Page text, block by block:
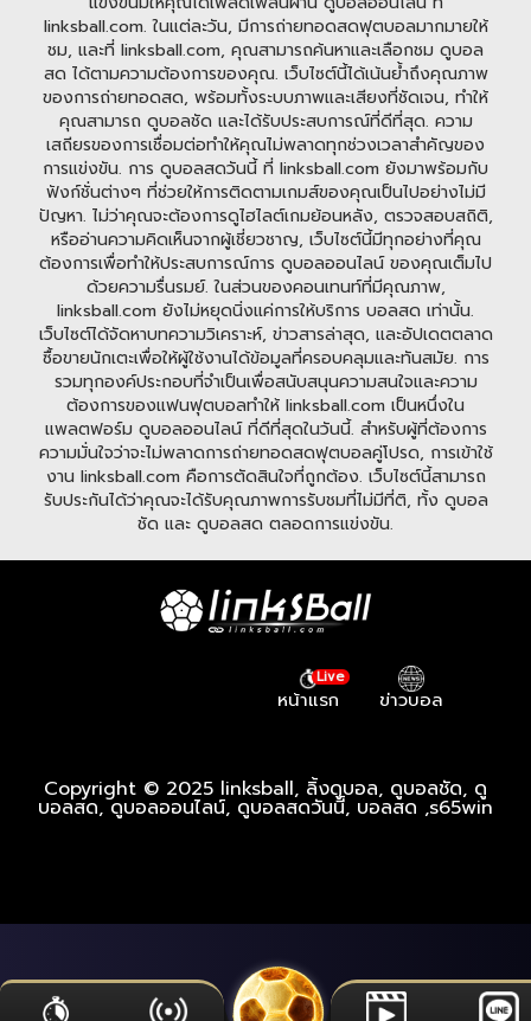
linksball.com. ในแต่ละวัน, มีการถ่ายทอดสดฟุตบอลมากมายให้
ชม, และที่ linksball.com, คุณสามารถค้นหาและเลือกชม ดูบอล
สด ได้ตามความต้องการของคุณ. เว็บไซต์นี้ได้เน้นย้ำถึงคุณภาพ
ของการถ่ายทอดสด, พร้อมทั้งระบบภาพและเสียงที่ชัดเจน, ทำให้
คุณสามารถ ดูบอลชัด และได้รับประสบการณ์ที่ดีที่สุด. ความ
เสถียรของการเชื่อมต่อทำให้คุณไม่พลาดทุกช่วงเวลาสำคัญของ
การแข่งขัน. การ ดูบอลสดวันนี้ ที่ linksball.com ยังมาพร้อมกับ
ฟังก์ชั่นต่างๆ ที่ช่วยให้การติดตามเกมส์ของคุณเป็นไปอย่างไม่มี
ปัญหา. ไม่ว่าคุณจะต้องการดูไฮไลต์เกมย้อนหลัง, ตรวจสอบสถิติ,
หรืออ่านความคิดเห็นจากผู้เชี่ยวชาญ, เว็บไซต์นี้มีทุกอย่างที่คุณ
ต้องการเพื่อทำให้ประสบการณ์การ ดูบอลออนไลน์ ของคุณเต็มไป
ด้วยความรื่นรมย์. ในส่วนของคอนเทนท์ที่มีคุณภาพ,
linksball.com ยังไม่หยุดนิ่งแค่การให้บริการ บอลสด เท่านั้น.
เว็บไซต์ได้จัดหาบทความวิเคราะห์, ข่าวสารล่าสุด, และอัปเดตตลาด
ซื้อขายนักเตะเพื่อให้ผู้ใช้งานได้ข้อมูลที่ครอบคลุมและทันสมัย. การ
รวมทุกองค์ประกอบที่จำเป็นเพื่อสนับสนุนความสนใจและความ
ต้องการของแฟนฟุตบอลทำให้ linksball.com เป็นหนึ่งใน
แพลตฟอร์ม ดูบอลออนไลน์ ที่ดีที่สุดในวันนี้. สำหรับผู้ที่ต้องการ
ความมั่นใจว่าจะไม่พลาดการถ่ายทอดสดฟุตบอลคู่โปรด, การเข้าใช้
งาน linksball.com คือการตัดสินใจที่ถูกต้อง. เว็บไซต์นี้สามารถ
รับประกันได้ว่าคุณจะได้รับคุณภาพการรับชมที่ไม่มีที่ติ, ทั้ง ดูบอล
ชัด และ ดูบอลสด ตลอดการแข่งขัน.
ข่าวบอล
Live
หน้าแรก
Copyright © 2025 linksball, ลิ้งดูบอล, ดูบอลชัด, ดู
บอลสด, ดูบอลออนไลน์, ดูบอลสดวันนี้, บอลสด ,s65win